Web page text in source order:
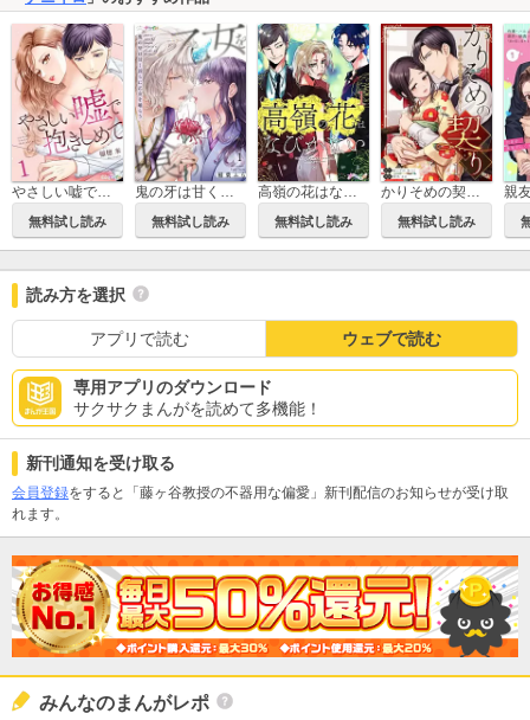
やさしい嘘で抱きしめて
無料試し読み
鬼の牙は甘く淫らに乙女を喰らう
無料試し読み
高嶺の花はなびかない
無料試し読み
かりそめの契り～後家の花嫁は愛される～
無料試し読み
読み方を選択
アプリで読む ウェブで読む
専用アプリのダウンロード
サクサクまんがを読めて多機能！
新刊通知を受け取る
会員登録をすると「藤ヶ谷教授の不器用な偏愛」新刊配信のお知らせが受け取
れます。
みんなのまんがレポ